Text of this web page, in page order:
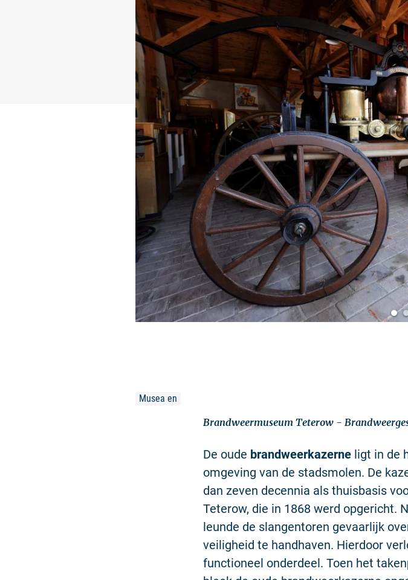
Musea en
Brandweermuseum Teterow -
De oude brandweerkazerne ligt in de
omgeving van de stadsmolen. De
dan zeven decennia als thuisbasis
Teterow, die in 1868 werd opgericht.
leunde de slangentoren gevaarlijk
veiligheid te handhaven. Hierdoor
functioneel onderdeel. Toen het